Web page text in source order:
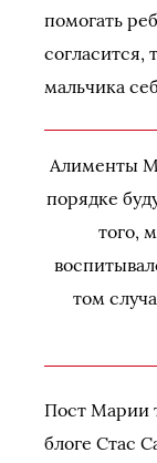
помогать
согласится,
мальчика
Алименты
порядке
того,
том
Пост Марии
блоге Стас